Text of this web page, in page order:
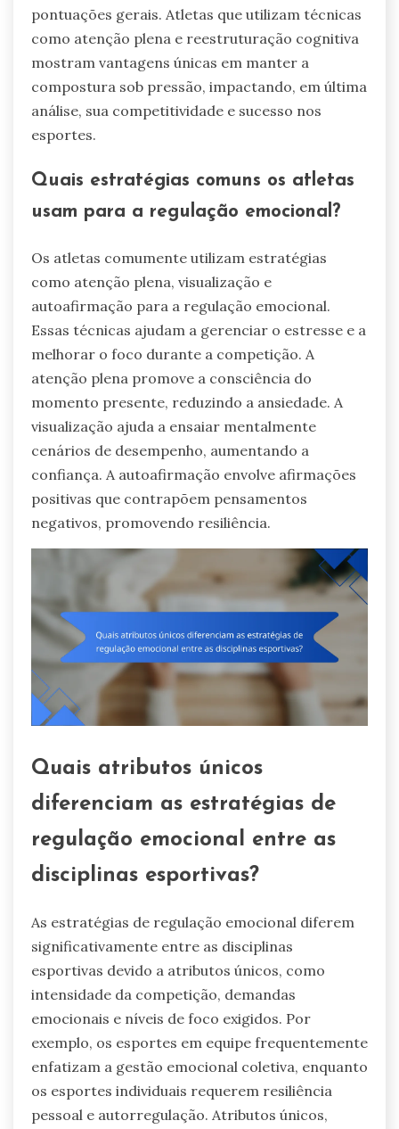
pontuações gerais. Atletas que utilizam técnicas
como atenção plena e reestruturação cognitiva
mostram vantagens únicas em manter a
compostura sob pressão, impactando, em última
análise, sua competitividade e sucesso nos
esportes.
Quais estratégias comuns os atletas
usam para a regulação emocional?
Os atletas comumente utilizam estratégias
como atenção plena, visualização e
autoafirmação para a regulação emocional.
Essas técnicas ajudam a gerenciar o estresse e a
melhorar o foco durante a competição. A
atenção plena promove a consciência do
momento presente, reduzindo a ansiedade. A
visualização ajuda a ensaiar mentalmente
cenários de desempenho, aumentando a
confiança. A autoafirmação envolve afirmações
positivas que contrapõem pensamentos
negativos, promovendo resiliência.
Quais atributos únicos
diferenciam as estratégias de
regulação emocional entre as
disciplinas esportivas?
As estratégias de regulação emocional diferem
significativamente entre as disciplinas
esportivas devido a atributos únicos, como
intensidade da competição, demandas
emocionais e níveis de foco exigidos. Por
exemplo, os esportes em equipe frequentemente
enfatizam a gestão emocional coletiva, enquanto
os esportes individuais requerem resiliência
pessoal e autorregulação. Atributos únicos,